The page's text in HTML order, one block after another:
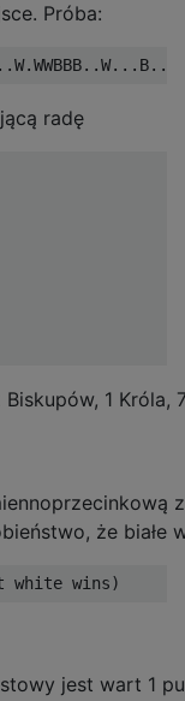
Próba:
radę
1 Króla,
że białe
jest wart 1